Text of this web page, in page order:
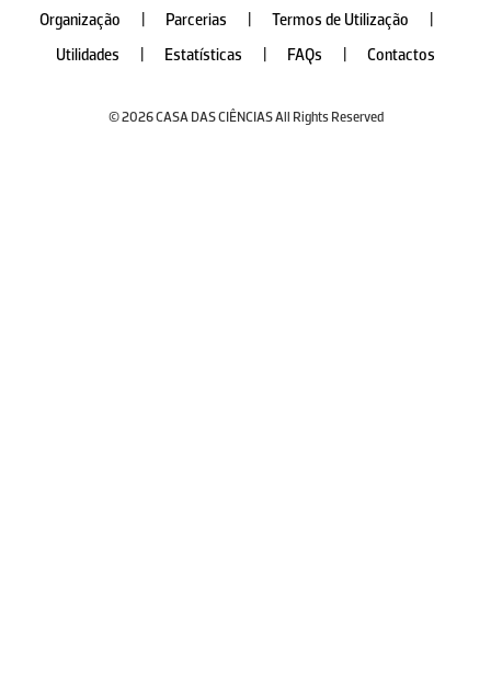
Organização
Parcerias Termos de Utilização
Utilidades
Estatísticas FAQs Contactos
© 2026 CASA DAS CIÊNCIAS All Rights Reserved